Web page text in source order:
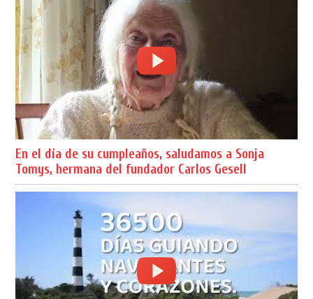
En el día de su cumpleaños, saludamos a Sonja
Tomys, hermana del fundador Carlos Gesell